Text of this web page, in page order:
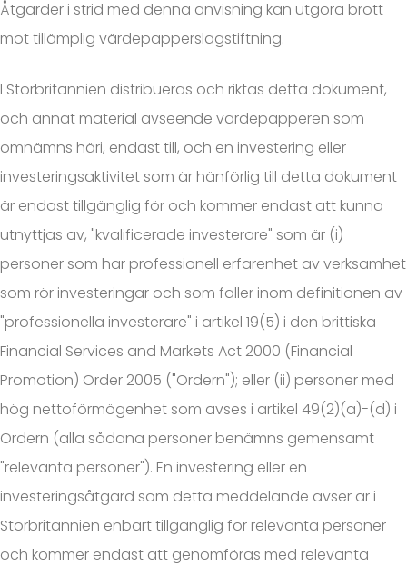
Åtgärder i strid med denna anvisning kan utgöra brott
mot tillämplig värdepapperslagstiftning.
I Storbritannien distribueras och riktas detta dokument,
och annat material avseende värdepapperen som
omnämns häri, endast till, och en investering eller
investeringsaktivitet som är hänförlig till detta dokument
är endast tillgänglig för och kommer endast att kunna
utnyttjas av, "kvalificerade investerare" som är (i)
personer som har professionell erfarenhet av verksamhet
som rör investeringar och som faller inom definitionen av
"professionella investerare" i artikel 19(5) i den brittiska
Financial Services and Markets Act 2000 (Financial
Promotion) Order 2005 ("Ordern"); eller (ii) personer med
hög nettoförmögenhet som avses i artikel 49(2)(a)-(d) i
Ordern (alla sådana personer benämns gemensamt
"relevanta personer"). En investering eller en
investeringsåtgärd som detta meddelande avser är i
Storbritannien enbart tillgänglig för relevanta personer
och kommer endast att genomföras med relevanta